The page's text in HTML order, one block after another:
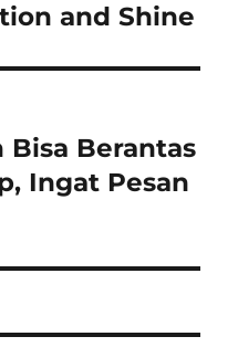
and Shine
Bisa Berantas
Ingat Pesan